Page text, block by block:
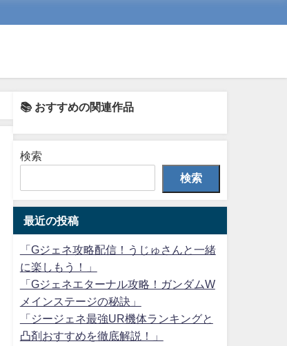
📚 おすすめの関連作品
検索
検索
最近の投稿
「Gジェネ攻略配信！うじゅさんと一緒
に楽しもう！」
「Gジェネエターナル攻略！ガンダムW
メインステージの秘訣」
「ジージェネ最強UR機体ランキングと
凸剤おすすめを徹底解説！」